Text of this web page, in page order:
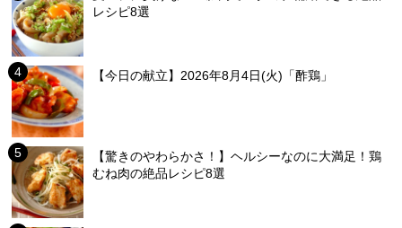
レシピ8選
【今日の献立】2026年8月4日(火)「酢鶏」
【驚きのやわらかさ！】ヘルシーなのに大満足！鶏
むね肉の絶品レシピ8選